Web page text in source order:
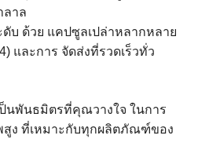
ลาล
บ ด้วย แคปซูลเปล่าหลากหลาย
และการ จัดส่งที่รวดเร็วทั่ว
นพันธมิตรที่คุณวางใจ ในการ
ง ที่เหมาะกับทุกผลิตภัณฑ์ของ